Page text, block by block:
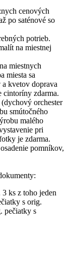
cenových
po saténové so
potrieb.
na miestnej
miestnych
miesta sa
kvetov doprava
cintoríny zdarma.
orchester
smútočného
malého
pri
je zdarma.
pomníkov,
ks z toho jeden
s orig.
pečiatky s